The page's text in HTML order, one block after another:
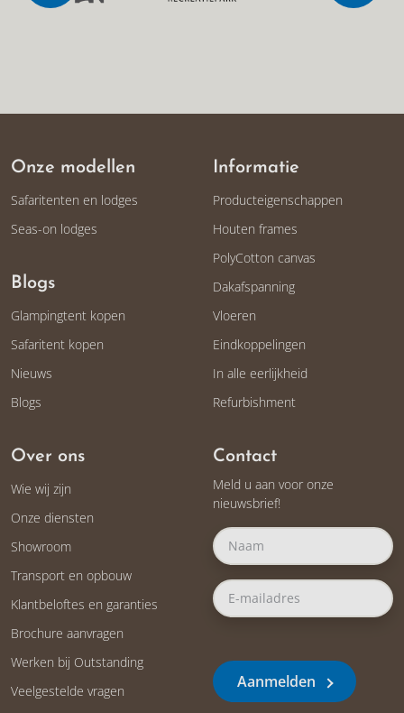
Onze modellen
Safaritenten en lodges
Seas-on lodges
Blogs
Glampingtent kopen
Safaritent kopen
Nieuws
Blogs
Informatie
Producteigenschappen
Houten frames
PolyCotton canvas
Dakafspanning
Vloeren
Eindkoppelingen
In alle eerlijkheid
Refurbishment
Over ons
Wie wij zijn
Onze diensten
Showroom
Transport en opbouw
Klantbeloftes en garanties
Brochure aanvragen
Werken bij Outstanding
Veelgestelde vragen
Contact
Meld u aan voor onze
nieuwsbrief!
Aanmelden